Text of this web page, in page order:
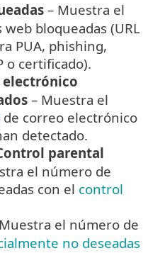
– Muestra el
bloqueadas (URL
PUA, phishing,
o certificado).
electrónico
– Muestra el
de correo electrónico
detectado.
parental
el número de
con el control
el número de
no deseadas